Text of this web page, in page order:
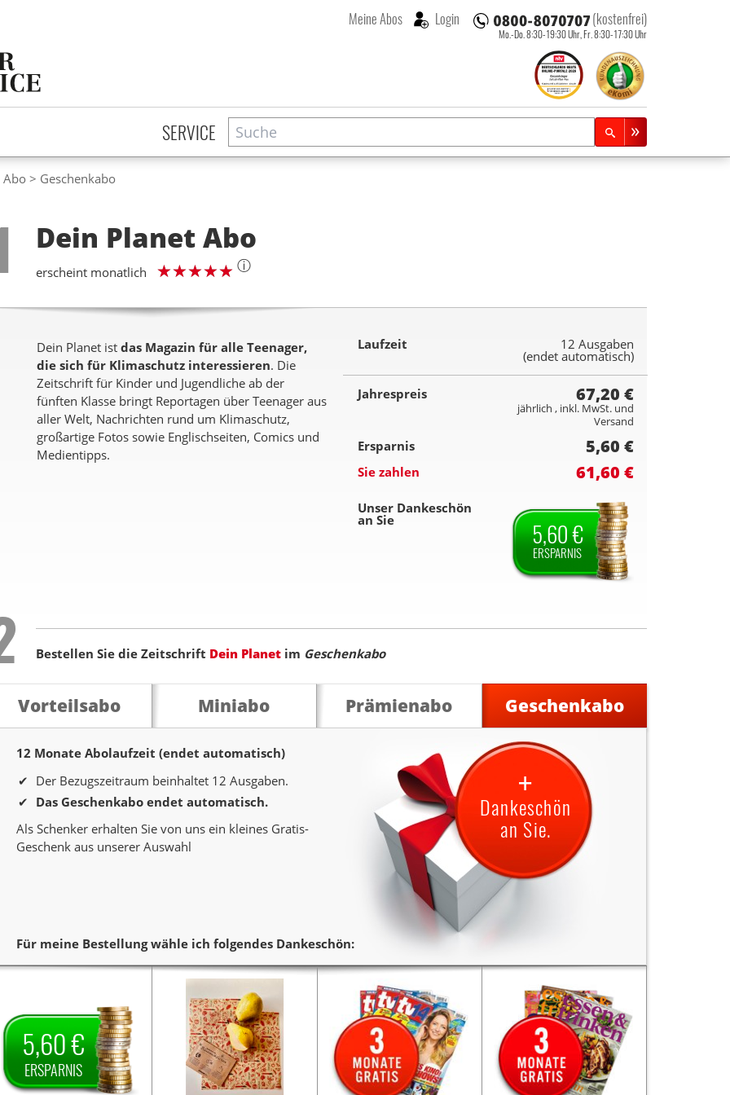
(kostenfrei)
Mo.-Do. 8:30-19:30 Uhr, Fr. 8:30-17:30 Uhr
Meine Abos Login
SERVICE Suche
Zeitschriftensuche
Abo Geschenkabo
Dein Planet Abo
erscheint monatlich ⓘ
Dein Planet ist das Magazin für alle Teenager,
die sich für Klimaschutz interessieren. Die
Zeitschrift für Kinder und Jugendliche ab der
fünften Klasse bringt Reportagen über Teenager aus
aller Welt, Nachrichten rund um Klimaschutz,
großartige Fotos sowie Englischseiten, Comics und
Medientipps.
Laufzeit 12 Ausgaben
(endet automatisch)
Jahrespreis 67,20 €
jährlich , inkl. MwSt. und
Versand
Ersparnis 5,60 €
Sie zahlen 61,60 €
Unser Dankeschön
an Sie 5,60 €
ERSPARNIS
Bestellen Sie die Zeitschrift Dein Planet im Geschenkabo
Vorteilsabo Miniabo Prämienabo Geschenkabo
12 Monate Abolaufzeit (endet automatisch)
Der Bezugszeitraum beinhaltet 12 Ausgaben.
Das Geschenkabo endet automatisch.
Als Schenker erhalten Sie von uns ein kleines Gratis-
Geschenk aus unserer Auswahl
+
Dankeschön
an Sie.
Für meine Bestellung wähle ich folgendes Dankeschön:
5,60 €
ERSPARNIS
Planet.
Als Dankeschön
erhalten Sie von uns
5,60 €
Preisnachlass
auf den
Jahrespreis und zahlen somit
für ein Jahr nur
61,60 €.
Lesespaß mit dem Titel
Dein
Planet.
Als Dankeschön
erhalten Sie von uns ein Set
bestehend aus zwei
hochwertigen
Bienenwachstüchern (ca. 25
Sie verschenken ein Jahr
Lesespaß mit dem Titel
Planet.
Als Dankeschön
erhalten Sie von uns
3
Monate gratis die
Zeitschrift „TV14”.
Die
Lieferung endet nach 3
Sie verschenken ein Jahr
Lesespaß mit dem Titel
Planet.
Als Dankeschön
erhalten Sie von uns
3
Monate gratis die
Zeitschrift „Essen &
Trinken”.
Die Lieferung